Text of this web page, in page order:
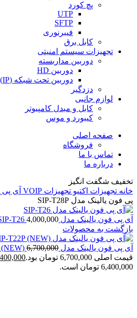
پچ کورد
UTP
SFTP
فیبرنوری
کابل برق
تجهیزات سیستم امنیتی
دوربین مداربسته
دوربین HD
دوربین تحت شبکه (IP)
دزدگیر
لوازم جانبی
کابل و مبدل کامپیوتر
کیبورد و موس
صفحه اصلی
فروشگاه
تماس با ما
درباره ما
تخفیف شگفت انگیز
خانه تجهیزات اکتیو تجهیزات VOIP آی
پی فون یالینک مدل SIP-T28P
آی پی فون یالینک مدل SIP-T26 4,000,000
بازگشت به محصولات
آی پی فون یالینک مدل Yealink SIP-T22P (NEW) 6,700,000
قیمت اصلی 6,700,000 تومان بود.
6,400,000 تومان است.